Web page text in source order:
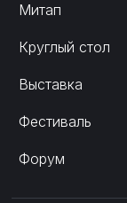
Митап
Круглый стол
Выставка
Фестиваль
Форум